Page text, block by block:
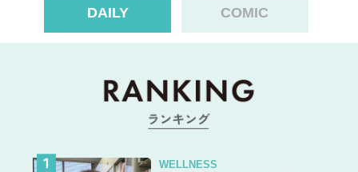
DAILY COMIC
WELLNESS